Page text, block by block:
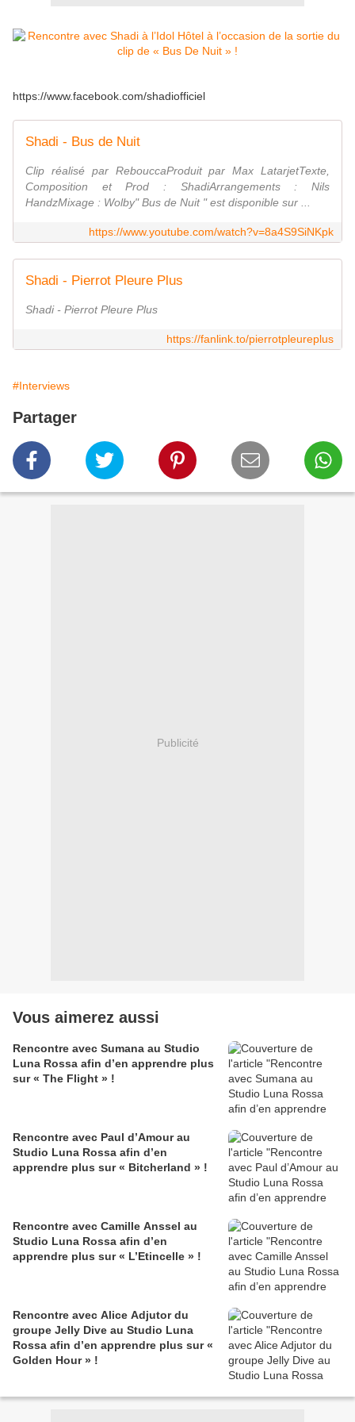
https://www.facebook.com/shadiofficiel
Shadi - Bus de Nuit
Clip réalisé par RebouccaProduit par Max LatarjetTexte,
Composition et Prod : ShadiArrangements : Nils
HandzMixage : Wolby" Bus de Nuit " est disponible sur ...
https://www.youtube.com/watch?v=8a4S9SiNKpk
Shadi - Pierrot Pleure Plus
Shadi - Pierrot Pleure Plus
https://fanlink.to/pierrotpleureplus
#Interviews
Partager
Publicité
Vous aimerez aussi
Rencontre avec Sumana au Studio
Luna Rossa afin d’en apprendre plus
sur « The Flight » !
Rencontre avec Paul d’Amour au
Studio Luna Rossa afin d’en
apprendre plus sur « Bitcherland » !
Rencontre avec Camille Anssel au
Studio Luna Rossa afin d’en
apprendre plus sur « L’Etincelle » !
Rencontre avec Alice Adjutor du
groupe Jelly Dive au Studio Luna
Rossa afin d’en apprendre plus sur «
Golden Hour » !